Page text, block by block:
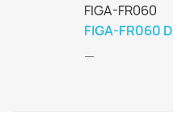
FIGA-FR060
FIGA-FR060
—